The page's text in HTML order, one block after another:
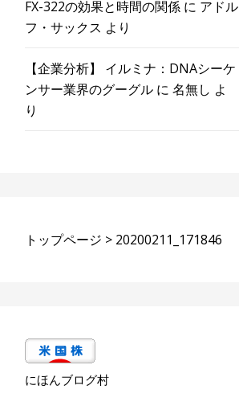
FX-322の効果と時間の関係 に アドル
フ・サックス より
【企業分析】 イルミナ：DNAシーケ
ンサー業界のグーグル に名無し よ
り
トップページ > 20200211_171846
にほんブログ村